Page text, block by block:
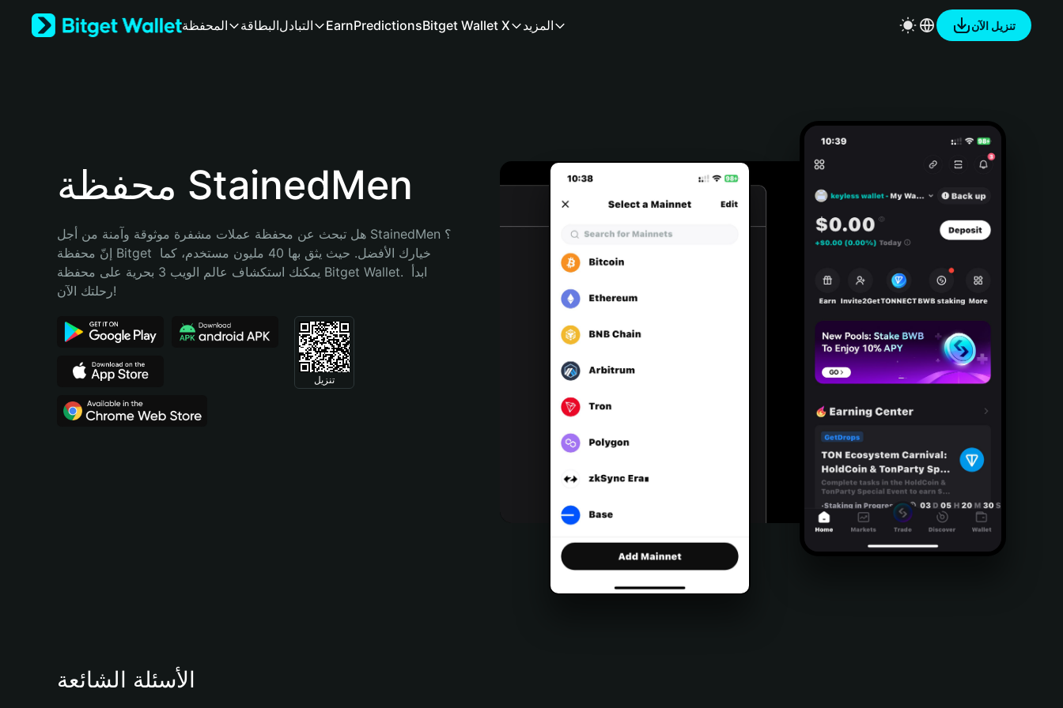
Bahasa Indonesia
Português (Brasil)
المحفظة البطاقةالتبادل EarnPredictionsBitget Wallet X المزيد تنزيل الآن
محفظة StainedMen
هل تبحث عن محفظة عملات مشفرة موثوقة وآمنة من أجل StainedMen؟
إنّ محفظة Bitget خيارك الأفضل. حيث يثق بها 40 مليون مستخدم، كما
يمكنك استكشاف عالم الويب 3 بحرية على محفظة Bitget Wallet. ابدأ
رحلتك الآن!
تنزيل
الأسئلة الشائعة